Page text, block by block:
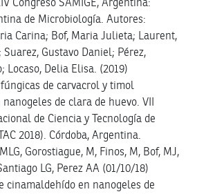
Congreso SAMIGE, Argentina:
de Microbiología. Autores:
Carina; Bof, Maria Julieta; Laurent,
Gustavo Daniel; Pérez,
Locaso, Delia Elisa. (2019)
de carvacrol y timol
de clara de huevo. VII
de Ciencia y Tecnología de
2018). Córdoba, Argentina.
Gorostiague, M, Finos, M, Bof, MJ,
LG, Perez AA (01/10/18)
cinamaldehído en nanogeles de